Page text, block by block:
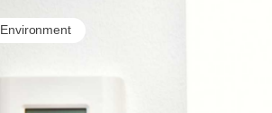
Environment